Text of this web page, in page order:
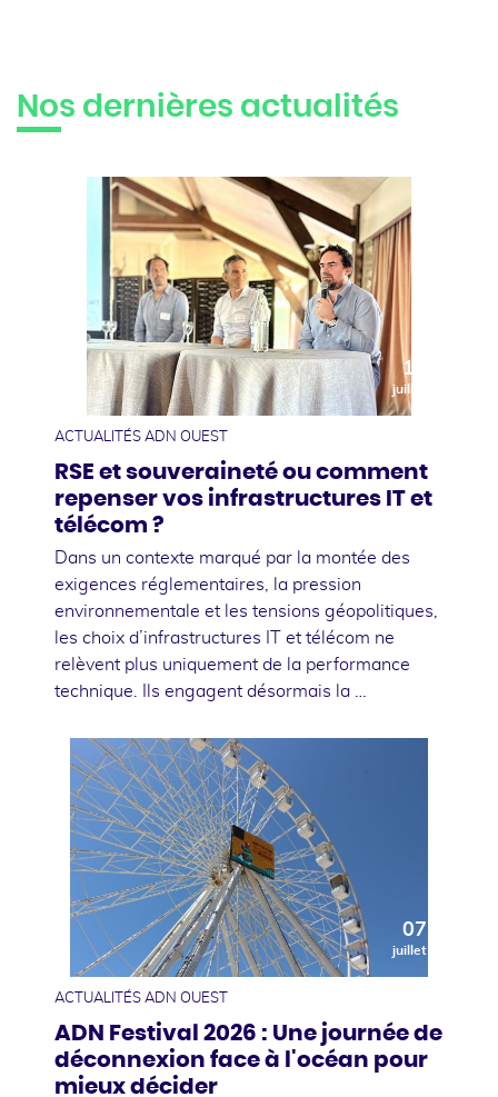
Nos dernières actualités
10
juillet
ACTUALITÉS ADN OUEST
RSE et souveraineté ou comment
repenser vos infrastructures IT et
télécom ?
Dans un contexte marqué par la montée des
exigences réglementaires, la pression
environnementale et les tensions géopolitiques,
les choix d’infrastructures IT et télécom ne
relèvent plus uniquement de la performance
technique. Ils engagent désormais la …
07
juillet
ACTUALITÉS ADN OUEST
ADN Festival 2026 : Une journée de
déconnexion face à l'océan pour
mieux décider